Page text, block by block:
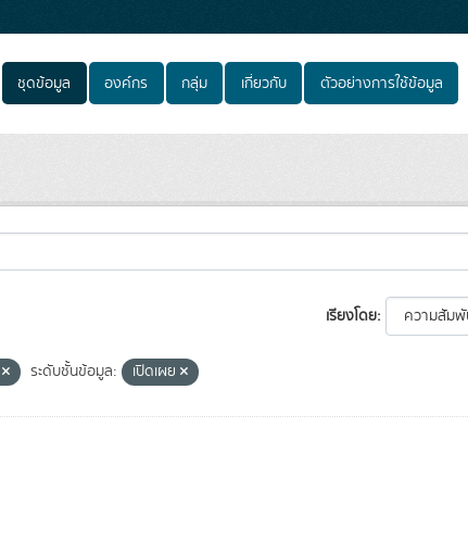
ชุดข้อมูล องค์กร กลุ่ม เกี่ยวกับ ตัวอย่างการใช้ข้อมูล
เรียงโดย
ระดับชั้นข้อมูล: เปิดเผย